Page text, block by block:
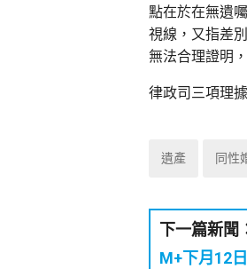
點在於在無遺
視線，又指差
無法合理證明
律政司三項理
遺產 同性
下一篇新聞
M+下月12